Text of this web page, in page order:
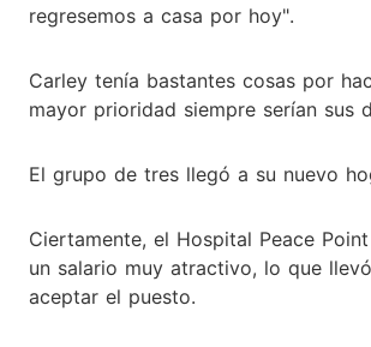
regresemos a casa por hoy".
Carley tenía bastantes cosas por
mayor prioridad siempre serían sus
El grupo de tres llegó a su nuevo
Ciertamente, el Hospital Peace
un salario muy atractivo, lo que
aceptar el puesto.